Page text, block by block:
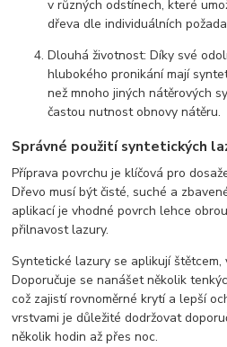
v různých odstínech, které
dřeva dle individuálních
Dlouhá životnost: Díky své
hlubokého pronikání mají
než mnoho jiných nátěrových
častou nutnost obnovy nátěru.
Správné použití syntetických
Příprava povrchu je klíčová pro
Dřevo musí být čisté, suché a
aplikací je vhodné povrch lehce
přilnavost lazury.
Syntetické lazury se aplikují štětcem,
Doporučuje se nanášet několik
což zajistí rovnoměrné krytí a lepší
vrstvami je důležité dodržovat
několik hodin až přes noc.